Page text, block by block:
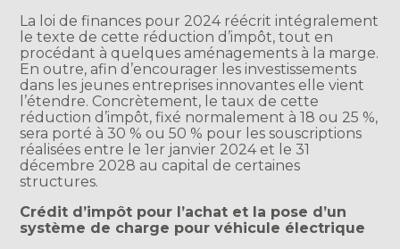
La loi de finances pour 2024 réécrit intégralement
le texte de cette réduction d’impôt, tout en
procédant à quelques aménagements à la marge.
En outre, afin d’encourager les investissements
dans les jeunes entreprises innovantes elle vient
l’étendre. Concrètement, le taux de cette
réduction d’impôt, fixé normalement à 18 ou 25 %,
sera porté à 30 % ou 50 % pour les souscriptions
réalisées entre le 1er janvier 2024 et le 31
décembre 2028 au capital de certaines
structures.
Crédit d’impôt pour l’achat et la pose d’un
système de charge pour véhicule électrique